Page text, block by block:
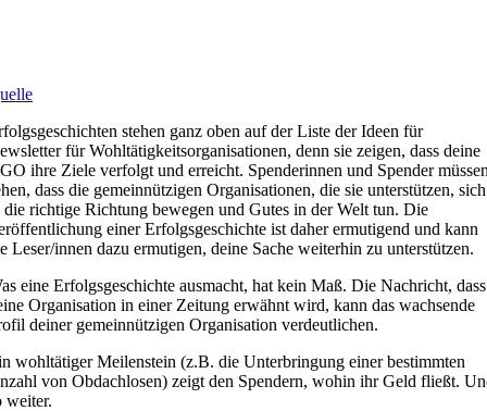
stehen ganz oben auf der Liste der Ideen für
für Wohltätigkeitsorganisationen, denn sie zeigen, dass deine
ihre Ziele verfolgt und erreicht. Spenderinnen und Spender
dass die gemeinnützigen Organisationen, die sie unterstützen, sich
die richtige Richtung bewegen und Gutes in der Welt tun. Die
einer Erfolgsgeschichte ist daher ermutigend und kann
Leser/innen dazu ermutigen, deine Sache weiterhin zu unterstützen.
eine Erfolgsgeschichte ausmacht, hat kein Maß. Die Nachricht, dass
Organisation in einer Zeitung erwähnt wird, kann das wachsende
deiner gemeinnützigen Organisation verdeutlichen.
wohltätiger Meilenstein (z.B. die Unterbringung einer bestimmten
von Obdachlosen) zeigt den Spendern, wohin ihr Geld fließt.
weiter.